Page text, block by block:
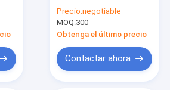
opciones de enchufe
EU/US/ALCI/AU/UK/JP
Precio:negotiable
MOQ:300
Obtenga el último precio
Contactar ahora